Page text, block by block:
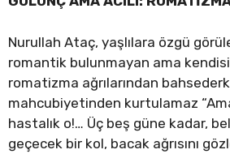
Nurullah Ataç, yaşlılara özgü
romantik bulunmayan ama
romatizma ağrılarından
mahcubiyetinden kurtulamaz
hastalık o!… Üç beş güne kadar,
geçecek bir kol, bacak ağrısını